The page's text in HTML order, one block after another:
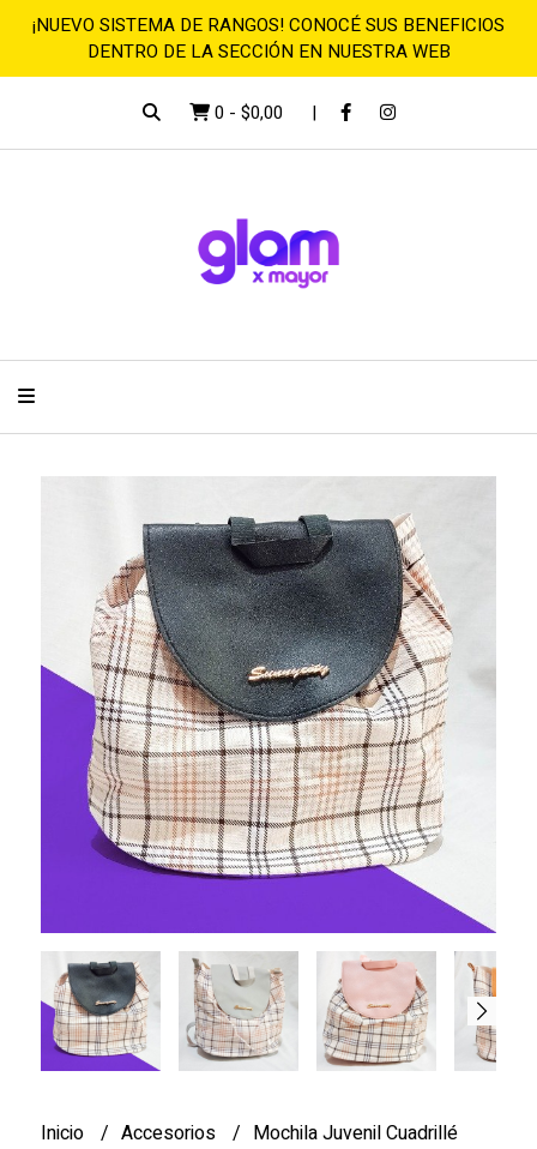
¡NUEVO SISTEMA DE RANGOS! CONOCÉ SUS BENEFICIOS
DENTRO DE LA SECCIÓN EN NUESTRA WEB
0 - $0,00
Inicio Accesorios Mochila Juvenil Cuadrillé